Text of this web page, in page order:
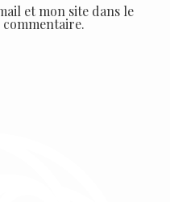
et mon site dans le